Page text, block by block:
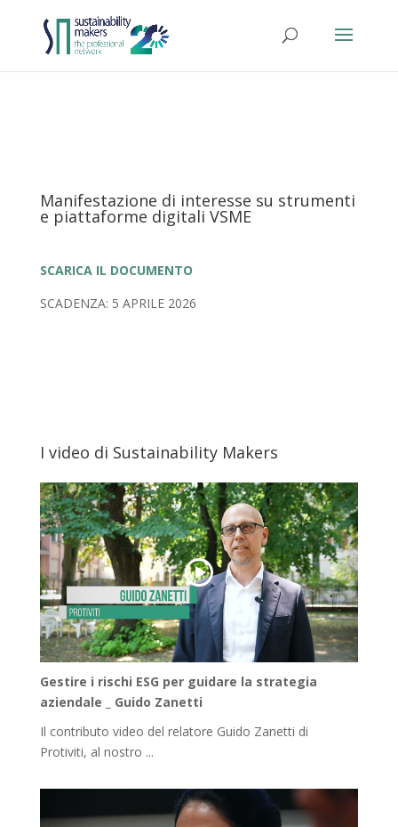
Manifestazione di interesse su strumenti
e piattaforme digitali VSME
SCARICA IL DOCUMENTO
SCADENZA: 5 APRILE 2026
I video di Sustainability Makers
Gestire i rischi ESG per guidare la strategia
aziendale _ Guido Zanetti
Il contributo video del relatore Guido Zanetti di
Protiviti, al nostro ...